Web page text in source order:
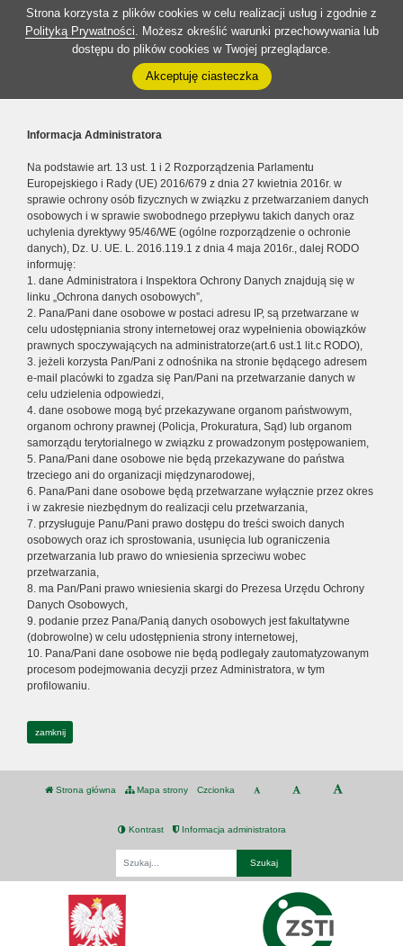
Strona korzysta z plików cookies w celu realizacji usług i zgodnie z
Polityką Prywatności. Możesz określić warunki przechowywania lub
dostępu do plików cookies w Twojej przeglądarce.
Akceptuję ciasteczka
Informacja Administratora
Na podstawie art. 13 ust. 1 i 2 Rozporządzenia Parlamentu
Europejskiego i Rady (UE) 2016/679 z dnia 27 kwietnia 2016r. w
sprawie ochrony osób fizycznych w związku z przetwarzaniem danych
osobowych i w sprawie swobodnego przepływu takich danych oraz
uchylenia dyrektywy 95/46/WE (ogólne rozporządzenie o ochronie
danych), Dz. U. UE. L. 2016.119.1 z dnia 4 maja 2016r., dalej RODO
informuję:
1. dane Administratora i Inspektora Ochrony Danych znajdują się w
linku „Ochrona danych osobowych”,
2. Pana/Pani dane osobowe w postaci adresu IP, są przetwarzane w
celu udostępniania strony internetowej oraz wypełnienia obowiązków
prawnych spoczywających na administratorze(art.6 ust.1 lit.c RODO),
3. jeżeli korzysta Pan/Pani z odnośnika na stronie będącego adresem
e-mail placówki to zgadza się Pan/Pani na przetwarzanie danych w
celu udzielenia odpowiedzi,
4. dane osobowe mogą być przekazywane organom państwowym,
organom ochrony prawnej (Policja, Prokuratura, Sąd) lub organom
samorządu terytorialnego w związku z prowadzonym postępowaniem,
5. Pana/Pani dane osobowe nie będą przekazywane do państwa
trzeciego ani do organizacji międzynarodowej,
6. Pana/Pani dane osobowe będą przetwarzane wyłącznie przez okres
i w zakresie niezbędnym do realizacji celu przetwarzania,
7. przysługuje Panu/Pani prawo dostępu do treści swoich danych
osobowych oraz ich sprostowania, usunięcia lub ograniczenia
przetwarzania lub prawo do wniesienia sprzeciwu wobec
przetwarzania,
8. ma Pan/Pani prawo wniesienia skargi do Prezesa Urzędu Ochrony
Danych Osobowych,
9. podanie przez Pana/Panią danych osobowych jest fakultatywne
(dobrowolne) w celu udostępnienia strony internetowej,
10. Pana/Pani dane osobowe nie będą podlegały zautomatyzowanym
procesom podejmowania decyzji przez Administratora, w tym
profilowaniu.
zamknij
Strona główna Mapa strony Czcionka
Kontrast Informacja administratora